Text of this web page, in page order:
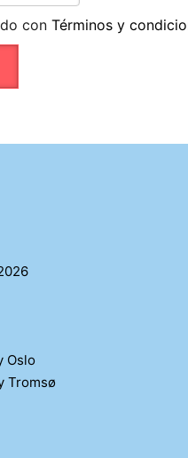
con Términos y
Oslo
Tromsø